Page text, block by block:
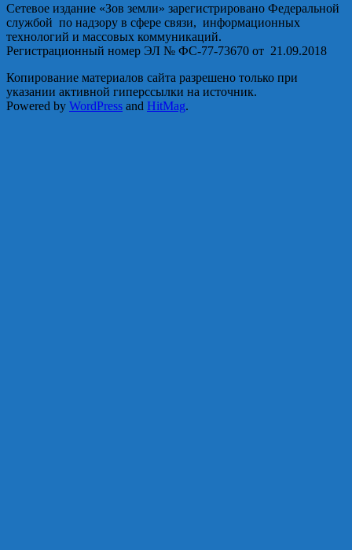
Сетевое издание «Зов земли» зарегистрировано Федеральной
службой по надзору в сфере связи, информационных
технологий и массовых коммуникаций.
Регистрационный номер ЭЛ № ФС-77-73670 от 21.09.2018
Копирование материалов сайта разрешено только при
указании активной гиперссылки на источник.
Powered by WordPress and HitMag.